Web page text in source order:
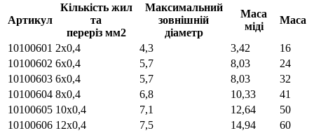
Артикул
Кількість жил
та
переріз мм2
Максимальний
зовнішній
діаметр
Маса
міді
Маса
10100601 2х0,4 4,3 3,42
16
10100602 6х0,4 5,7 8,03
24
10100603 6х0,4 5,7 8,03
32
10100604 8х0,4 6,8 10,33
41
10100605 10х0,4 7,1 12,64
50
10100606 12х0,4 7,5 14,94
60